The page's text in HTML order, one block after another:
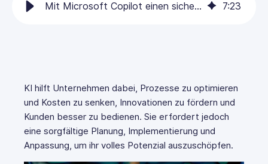
Mit Microsoft Copilot einen sicheren Einstieg in die KI finden 7:23
KI hilft Unternehmen dabei, Prozesse zu optimieren
und Kosten zu senken, Innovationen zu fördern und
Kunden besser zu bedienen. Sie erfordert jedoch
eine sorgfältige Planung, Implementierung und
Anpassung, um ihr volles Potenzial auszuschöpfen.